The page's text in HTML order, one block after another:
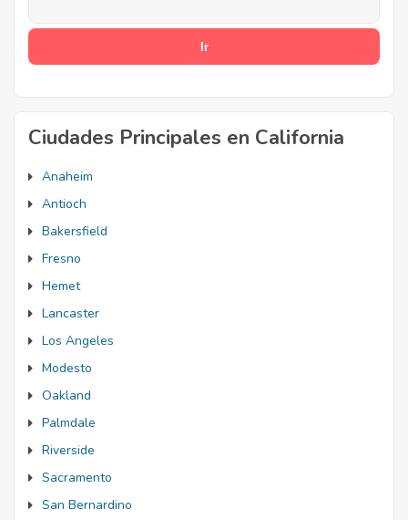
Ciudades Principales en California
Anaheim
Antioch
Bakersfield
Fresno
Hemet
Lancaster
Los Angeles
Modesto
Oakland
Palmdale
Riverside
Sacramento
San Bernardino